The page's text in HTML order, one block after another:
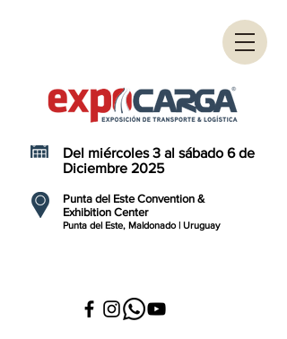
Punta del Este Convention &
Exhibition Center
Punta del Este, Maldonado | Uruguay
Del miércoles 3 al sábado 6 de
Diciembre 2025